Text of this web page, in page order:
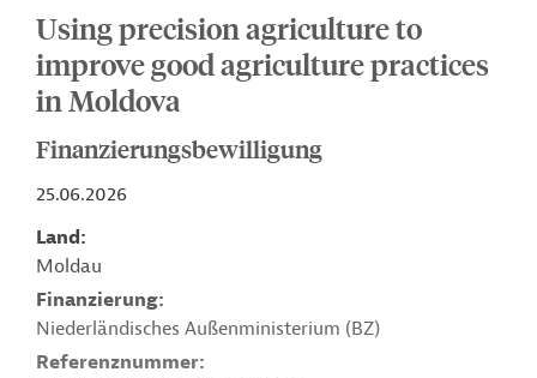
Using precision agriculture to
improve good agriculture practices
in Moldova
Finanzierungsbewilligung
25.06.2026
Land
Moldau
Finanzierung
Niederländisches Außenministerium (BZ)
Referenznummer